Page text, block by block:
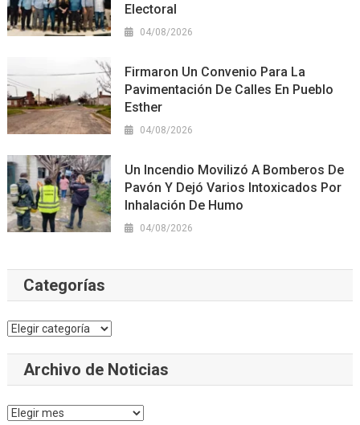
Electoral
04/08/2026
Firmaron Un Convenio Para La
Pavimentación De Calles En Pueblo
Esther
04/08/2026
Un Incendio Movilizó A Bomberos De
Pavón Y Dejó Varios Intoxicados Por
Inhalación De Humo
04/08/2026
Categorías
Categorías
Archivo de Noticias
Archivo